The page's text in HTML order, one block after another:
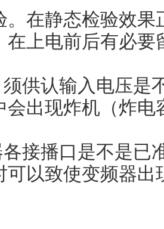
。在静态检验效
在上电前后有必要
供认输入电压是
会出现炸机（炸
接播口是不是已
可以致使变频器